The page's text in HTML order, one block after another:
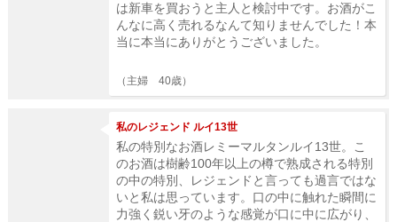
は新車を買おうと主人と検討中です。お酒がこ
んなに高く売れるなんて知りませんでした！本
当に本当にありがとうございました。
（主婦 40歳）
私のレジェンド ルイ13世
私の特別なお酒レミーマルタンルイ13世。こ
のお酒は樹齢100年以上の樽で熟成される特別
の中の特別、レジェンドと言っても過言ではな
いと私は思っています。口の中に触れた瞬間に
力強く鋭い牙のような感覚が口に中に広がり、